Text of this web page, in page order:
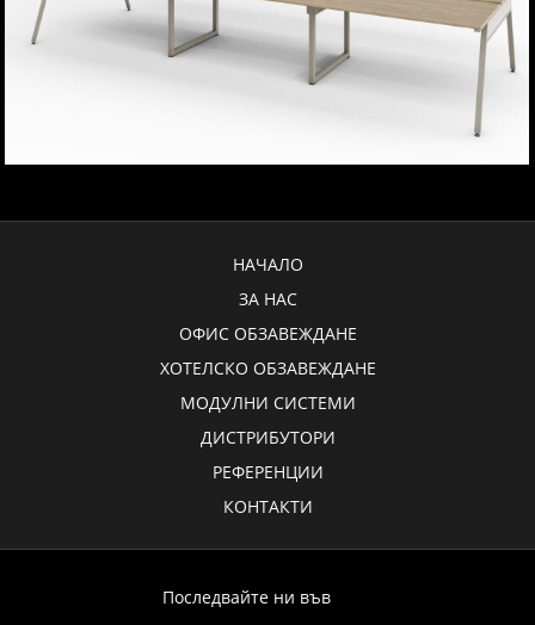
НАЧАЛО
ЗА НАС
ОФИС ОБЗАВЕЖДАНЕ
ХОТЕЛСКО ОБЗАВЕЖДАНЕ
МОДУЛНИ СИСТЕМИ
ДИСТРИБУТОРИ
РЕФЕРЕНЦИИ
КОНТАКТИ
Последвайте ни във